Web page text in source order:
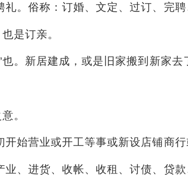
。俗称：订婚、文定、过订、完聘
是订亲。
。新居建成，或是旧家搬到新家去
。
始营业或开工等事或新设店铺商行
、进货、收帐、收租、讨债、贷款